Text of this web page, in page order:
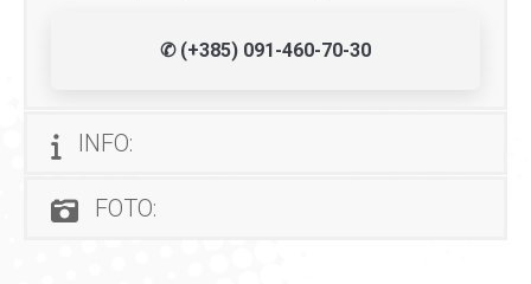
✆ (+385) 091-460-70-30
INFO:
FOTO: